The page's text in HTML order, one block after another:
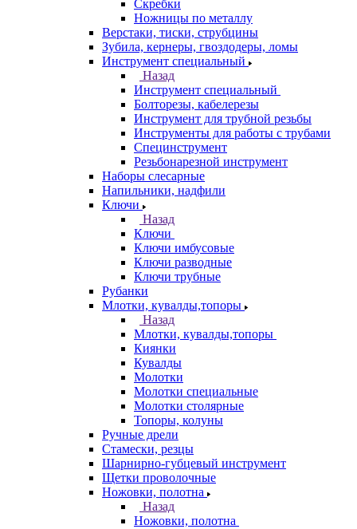
Скребки
Ножницы по металлу
Верстаки, тиски, струбцины
Зубила, кернеры, гвоздодеры, ломы
Инструмент специальный
Назад
Инструмент специальный
Болторезы, кабелерезы
Инструмент для трубной резьбы
Инструменты для работы с трубами
Специнструмент
Резьбонарезной инструмент
Наборы слесарные
Напильники, надфили
Ключи
Назад
Ключи
Ключи имбусовые
Ключи разводные
Ключи трубные
Рубанки
Млотки, кувалды,топоры
Назад
Млотки, кувалды,топоры
Киянки
Кувалды
Молотки
Молотки специальные
Молотки столярные
Топоры, колуны
Ручные дрели
Стамески, резцы
Шарнирно-губцевый инструмент
Щетки проволочные
Ножовки, полотна
Назад
Ножовки, полотна